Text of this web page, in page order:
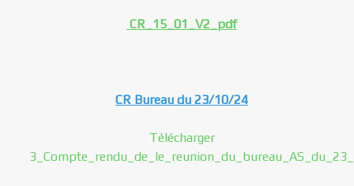
CR_15_01_V2_pdf
CR Bureau du 23/10/24
Télécharger